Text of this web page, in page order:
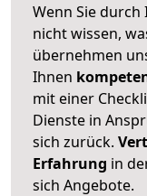
Wenn Sie
nicht wissen,
übernehmen
Ihnen
mit einer
Dienste in
sich zurück.
Erfahrung in
sich Angebote.